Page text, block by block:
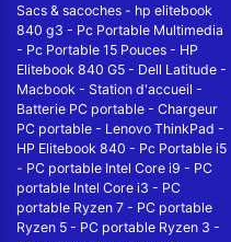
Sacs & sacoches - hp elitebook
840 g3 - Pc Portable Multimedia
- Pc Portable 15 Pouces - HP
Elitebook 840 G5 - Dell Latitude -
Macbook - Station d'accueil -
Batterie PC portable - Chargeur
PC portable - Lenovo ThinkPad -
HP Elitebook 840 - Pc Portable i5
- PC portable Intel Core i9 - PC
portable Intel Core i3 - PC
portable Ryzen 7 - PC portable
Ryzen 5 - PC portable Ryzen 3 -